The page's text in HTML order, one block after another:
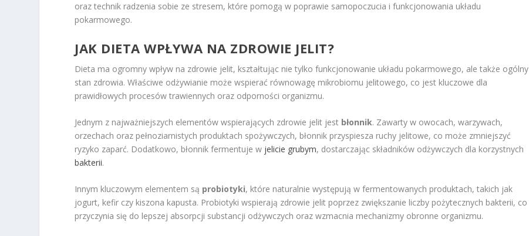
oraz technik radzenia sobie ze stresem, które pomogą w poprawie samopoczucia i funkcjonowania układu
pokarmowego.
JAK DIETA WPŁYWA NA ZDROWIE JELIT?
Dieta ma ogromny wpływ na zdrowie jelit, kształtując nie tylko funkcjonowanie układu pokarmowego, ale także ogólny
stan zdrowia. Właściwe odżywianie może wspierać równowagę mikrobiomu jelitowego, co jest kluczowe dla
prawidłowych procesów trawiennych oraz odporności organizmu.
Jednym z najważniejszych elementów wspierających zdrowie jelit jest błonnik. Zawarty w owocach, warzywach,
orzechach oraz pełnoziarnistych produktach spożywczych, błonnik przyspiesza ruchy jelitowe, co może zmniejszyć
ryzyko zaparć. Dodatkowo, błonnik fermentuje w jelicie grubym, dostarczając składników odżywczych dla korzystnych
bakterii.
Innym kluczowym elementem są probiotyki, które naturalnie występują w fermentowanych produktach, takich jak
jogurt, kefir czy kiszona kapusta. Probiotyki wspierają zdrowie jelit poprzez zwiększanie liczby pożytecznych bakterii, co
przyczynia się do lepszej absorpcji substancji odżywczych oraz wzmacnia mechanizmy obronne organizmu.